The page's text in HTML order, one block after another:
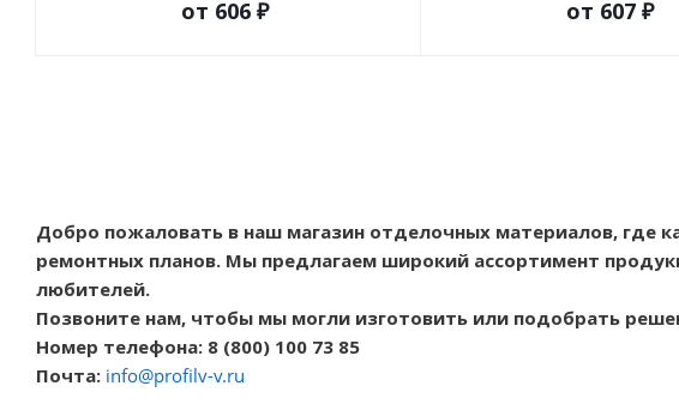
от 606 ₽ от 607 ₽
Добро пожаловать в наш магазин отделочных материалов,
ремонтных планов. Мы предлагаем широкий ассортимент
любителей.
Позвоните нам, чтобы мы могли изготовить или подобрать
Номер телефона: 8 (800) 100 73 85
Почта: info@profilv-v.ru